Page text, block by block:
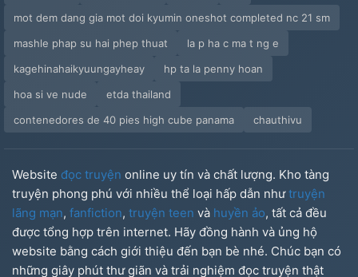
mot dem dang gia mot doi kyumin oneshot completed nc 21 sm
mashle phap su hai phep thuat
la p ha c ma t ng e
kagehinahaikyuungayheay
hp ta la penny hoan
hoa si ve nude
etda thailand
contenedores de 40 pies high cube panama
chauthivu
Website đọc truyện online uy tín và chất lượng. Kho tàng
truyện phong phú với nhiều thể loại hấp dẫn nhưtruyện
lãng mạn, fanfiction, truyện teen và huyền ảo, tất cả đều
được tổng hợp trên internet. Hãy đồng hành và ủng hộ
website bằng cách giới thiệu đến bạn bè nhé. Chúc bạn có
những giây phút thư giãn và trải nghiệm đọc truyện thật